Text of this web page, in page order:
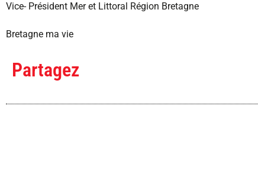
Vice- Président Mer et Littoral Région Bretagne
Bretagne ma vie
Partagez